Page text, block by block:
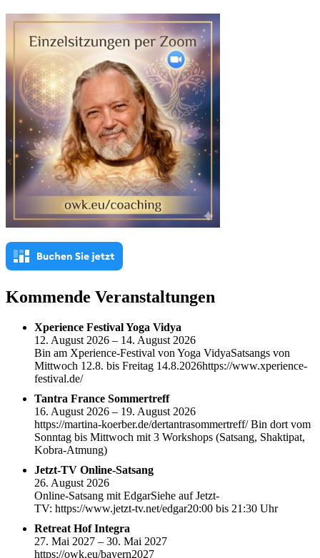
Kommende Veranstaltungen
Xperience Festival Yoga Vidya
12. August 2026 – 14. August 2026
Bin am Xperience-Festival von Yoga VidyaSatsangs von
Mittwoch 12.8. bis Freitag 14.8.2026https://www.xperience-
festival.de/
Tantra France Sommertreff
16. August 2026 – 19. August 2026
https://martina-koerber.de/dertantrasommertreff/ Bin dort vom
Sonntag bis Mittwoch mit 3 Workshops (Satsang, Shaktipat,
Kobra-Atmung)
Jetzt-TV Online-Satsang
26. August 2026
Online-Satsang mit EdgarSiehe auf Jetzt-
TV: https://www.jetzt-tv.net/edgar20:00 bis 21:30 Uhr
Retreat Hof Integra
27. Mai 2027 – 30. Mai 2027
https://owk.eu/bayern2027